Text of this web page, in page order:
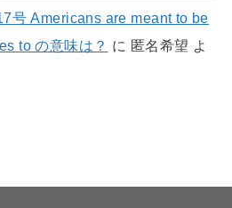
号 Americans are meant to be
to の意味は？ に 匿名希望 よ